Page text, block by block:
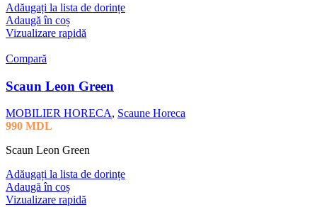
Adăugați la lista de dorințe
Adaugă în coș
Vizualizare rapidă
Compară
Scaun Leon Green
MOBILIER HORECA, Scaune Horeca
990 MDL
Scaun Leon Green
Adăugați la lista de dorințe
Adaugă în coș
Vizualizare rapidă